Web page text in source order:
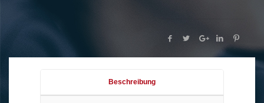
Beschreibung